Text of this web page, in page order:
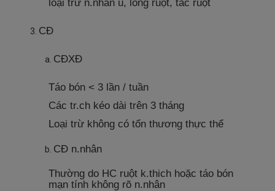
loại trừ n.nhân u, lồng ruột, tắc ruột
CĐ
CĐXĐ
Táo bón < 3 lần / tuần
Các tr.ch kéo dài trên 3 tháng
Loại trừ không có tổn thương thực thể
CĐ n.nhân
Thường do HC ruột k.thich hoặc táo bón
mạn tính không rõ n.nhân